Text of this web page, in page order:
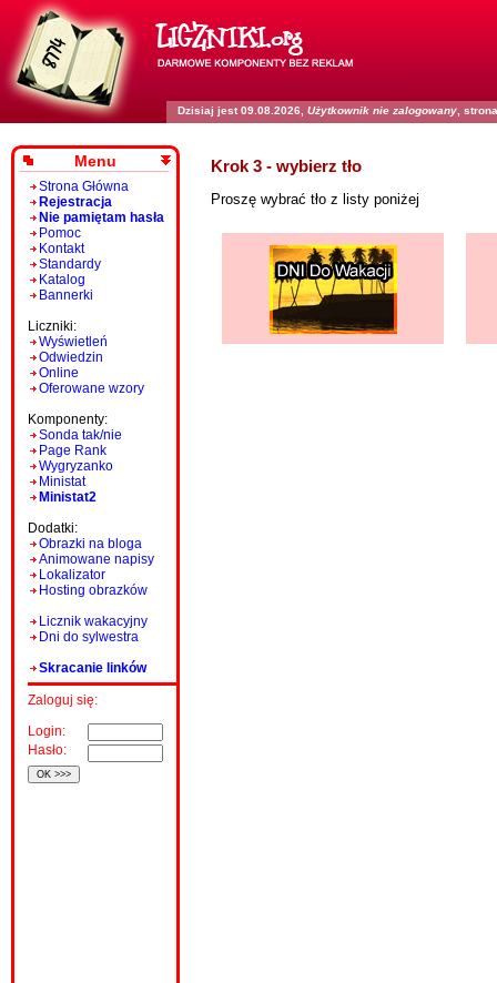
Dzisiaj jest 09.08.2026, Użytkownik nie zalogowany ,
Menu
Strona Główna
Rejestracja
Nie pamiętam hasła
Pomoc
Kontakt
Standardy
Katalog
Bannerki
Liczniki:
Wyświetleń
Odwiedzin
Online
Oferowane wzory
Komponenty:
Sonda tak/nie
Page Rank
Wygryzanko
Ministat
Ministat2
Dodatki:
Obrazki na bloga
Animowane napisy
Lokalizator
Hosting obrazków
Licznik wakacyjny
Dni do sylwestra
Skracanie linków
Zaloguj się:
Login:
Hasło:
Krok 3 - wybierz tło
Proszę wybrać tło z listy poniżej